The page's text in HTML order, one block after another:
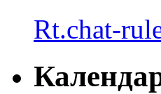
Rt.chat-